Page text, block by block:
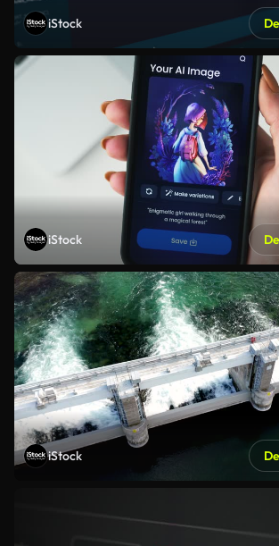
iStock
iStock
iStock